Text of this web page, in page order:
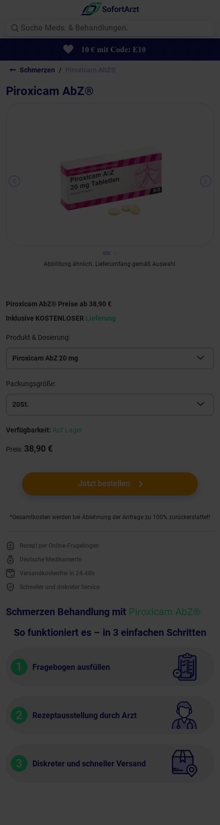
Schmerzen
Piroxicam AbZ®
Abbildung ähnlich. Lieferumfang gemäß Auswahl.
Piroxicam AbZ® Preise ab 38,90 €
Inklusive KOSTENLOSER Lieferung
Produkt & Dosierung:
Piroxicam AbZ 20 mg
Packungsgröße:
20St.
Verfügbarkeit: Auf Lager
Preis: 38,90 €
Jetzt bestellen
*Gesamtkosten werden bei Ablehnung der Anfrage zu 100% zurückerstattet!
Rezept per Online-Fragebogen
Deutsche Medikamente
Versandkostenfrei in 24-48h
Schneller und diskreter Service
Schmerzen Behandlung mit Piroxicam AbZ®
So funktioniert es – in 3 einfachen Schritten
1 Fragebogen ausfüllen
2 Rezeptausstellung durch Arzt
3 Diskreter und schneller Versand